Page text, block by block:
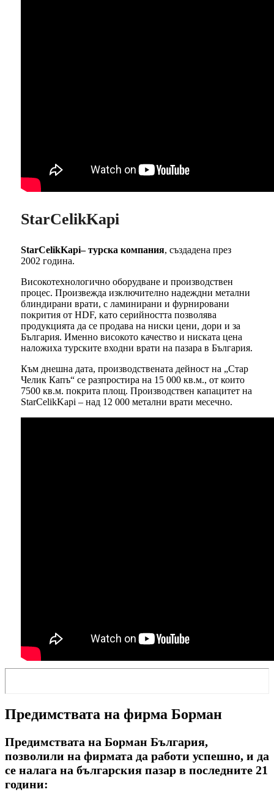
StarCelikKapi
StarCelikKapi– турска компания, създадена през
2002 година.
Високотехнологично оборудване и производствен
процес. Произвежда изключително надеждни метални
блиндирани врати, с ламинирани и фурнировани
покрития от HDF, като серийността позволява
продукцията да се продава на ниски цени, дори и за
България. Именно високото качество и ниската цена
наложиха турските входни врати на пазара в България.
Към днешна дата, производствената дейност на „Стар
Челик Капъ“ се разпростира на 15 000 кв.м., от които
7500 кв.м. покрита площ. Производствен капацитет на
StarCelikKapi – над 12 000 метални врати месечно.
Предимствата на фирма Борман
Предимствата на Борман България,
позволили на фирмата да работи успешно, и да
се налага на българския пазар в последните 21
години: